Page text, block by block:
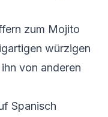
zum Mojito
würzigen
von anderen
Spanisch